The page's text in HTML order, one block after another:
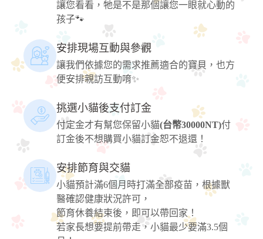
讓您看看，牠是不是那個讓您一眼就心動的
孩子🐾
安排現場互動與參觀
讓我們依據您的需求推薦適合的寶貝，也方
便安排親訪互動唷✨
挑選小貓後支付訂金
付定金才有幫您保留小貓(台幣30000NT)付
訂金後不想購買小貓訂金恕不退還！
安排節育與交貓
小貓預計滿6個月時打滿全部疫苗，根據獸
醫確認健康狀況許可，
節育休養結束後，即可以帶回家！
若家長想要提前帶走，小貓最少要滿3.5個